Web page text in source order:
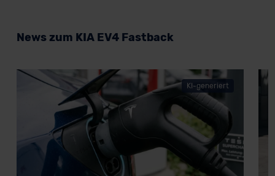
News zum KIA EV4 Fastback
KI-generiert